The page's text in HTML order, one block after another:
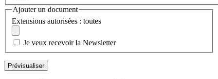
Ajouter un document
Extensions autorisées : toutes
Je veux recevoir la Newsletter